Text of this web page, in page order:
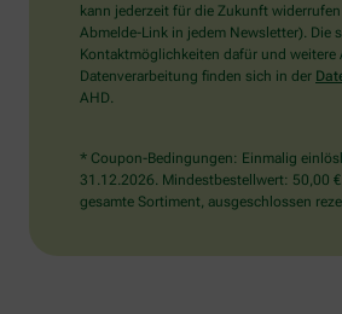
Haus.
kann jederzeit für die Zukunft
Abmelde-Link in jedem Newsletter). Die
Kontaktmöglichkeiten dafür und weitere
Datenverarbeitung finden sich in der
AHD.
* Coupon-Bedingungen: Einmalig
31.12.2026. Mindestbestellwert: 50,00
gesamte Sortiment, ausgeschlossen